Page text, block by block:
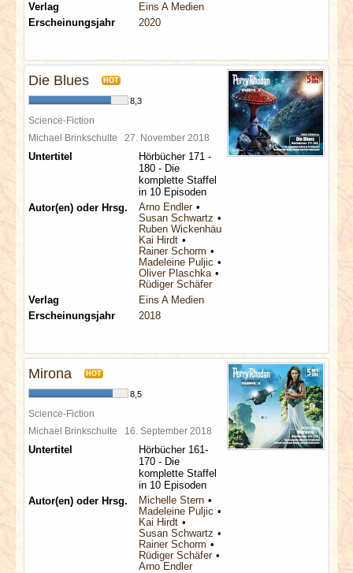
Verlag
Eins A Medien
Erscheinungsjahr
2020
Die Blues HOT
8,3
Science-Fiction
Michael Brinkschulte 27. November 2018
Untertitel
Hörbücher 171 -
180 - Die
komplette Staffel
in 10 Episoden
Autor(en) oder Hrsg.
Arno Endler
Susan Schwartz
Ruben Wickenhäuser
Kai Hirdt
Rainer Schorm
Madeleine Puljic
Oliver Plaschka
Rüdiger Schäfer
Verlag
Eins A Medien
Erscheinungsjahr
2018
Mirona HOT
8,5
Science-Fiction
Michael Brinkschulte 16. September 2018
Untertitel
Hörbücher 161-
170 - Die
komplette Staffel
in 10 Episoden
Autor(en) oder Hrsg.
Michelle Stern
Madeleine Puljic
Kai Hirdt
Susan Schwartz
Rainer Schorm
Rüdiger Schäfer
Arno Endler